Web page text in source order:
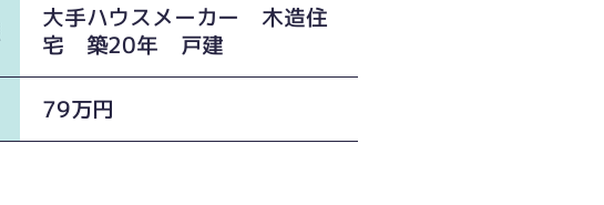
大手ハウスメーカー 木造住
宅 築20年 戸建
79万円